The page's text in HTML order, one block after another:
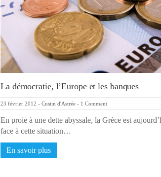
La démocratie, l’Europe et les banques
23 février 2012 - Custin d'Astrée - 1 Comment
En proie à une dette abyssale, la Grèce est
face à cette situation…
En savoir plus